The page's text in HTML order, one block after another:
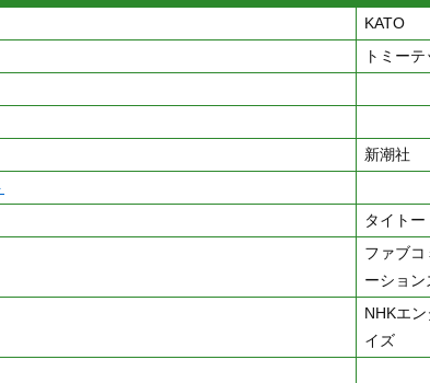
KATO
トミーテ
新潮社
タイトー
ファブコ
ーション
NHKエ
イズ